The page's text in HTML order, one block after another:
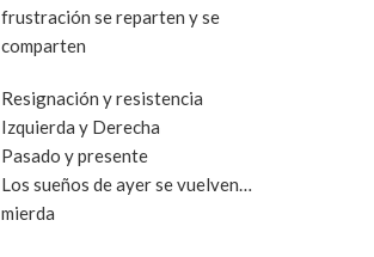
frustración se reparten y se
comparten
Resignación y resistencia
Izquierda y Derecha
Pasado y presente
Los sueños de ayer se vuelven…
mierda